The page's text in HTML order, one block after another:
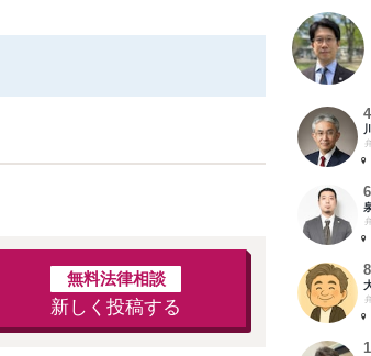
無料法律相談
新しく投稿する
4
6
8